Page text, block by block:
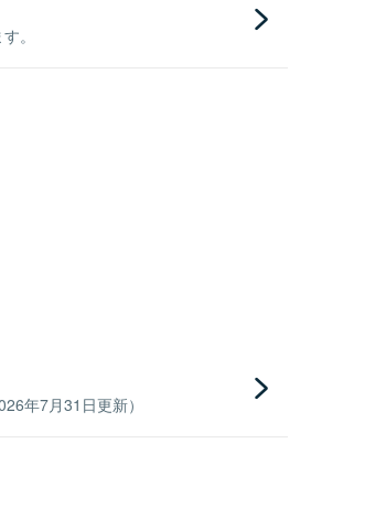
。
年7月31日更新）